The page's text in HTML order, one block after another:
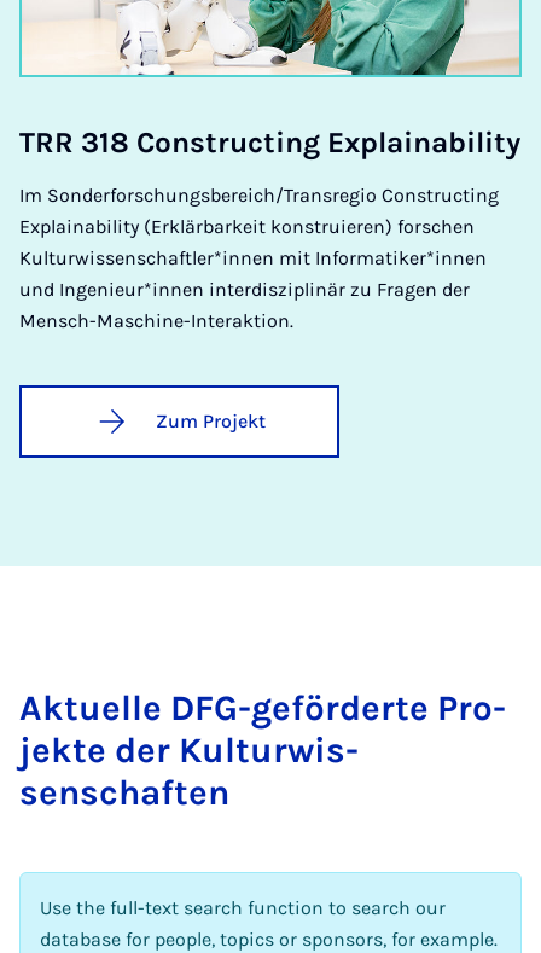
TRR 318 Con­­­struc­t­ing Ex­­­plain­a­bi­li­ty
Im Sonderforschungsbereich/Transregio Constructing
Explainability (Erklärbarkeit konstruieren) forschen
Kulturwissenschaftler*innen mit Informatiker*innen
und Ingenieur*innen interdisziplinär zu Fragen der
Mensch-Maschine-Interaktion.
Zum Projekt
Ak­tuelle DFG-ge­förderte Pro­
jekte der Kul­tur­wis­
senschaften
Use the full-text search function to search our
database for people, topics or sponsors, for example.